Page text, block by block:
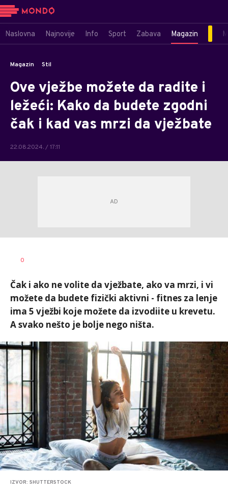
Naslovna Najnovije Info Sport Zabava Magazin
Magazin Stil
Ove vježbe možete da radite i
ležeći: Kako da budete zgodni
čak i kad vas mrzi da vježbate
22.08.2024. / 17:11
AUTOR
0
Čak i ako ne volite da vježbate, ako va mrzi, i vi
možete da budete fizički aktivni - fitnes za lenje
ima 5 vježbi koje možete da izvodiite u krevetu.
A svako nešto je bolje nego ništa.
IZVOR: SHUTTERSTOCK